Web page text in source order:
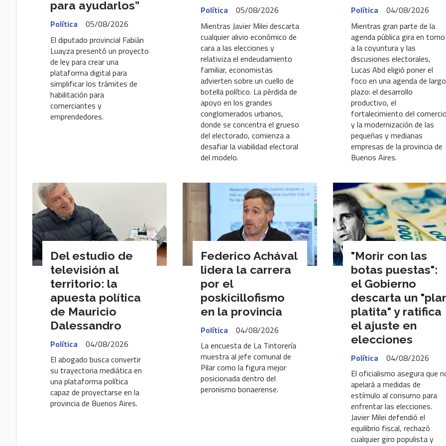
para ayudarlos”
Política
05/08/2026
El diputado provincial Fabián
Luayza presentó un proyecto
de ley para crear una
plataforma digital para
simplificar los trámites de
habilitación para
comerciantes y
emprendedores.
Política
05/08/2026
Mientras Javier Milei descarta
cualquier alivio económico de
cara a las elecciones y
relativiza el endeudamiento
familiar, economistas
advierten sobre un cuello de
botella político. La pérdida de
apoyo en los grandes
conglomerados urbanos,
donde se concentra el grueso
del electorado, comienza a
desafiar la viabilidad electoral
del modelo.
Política
04/08/2026
Mientras gran parte de la
agenda pública gira en torno
a la coyuntura y las
discusiones electorales,
Lucas Abd eligió poner el
foco en una agenda de largo
plazo: el desarrollo
productivo, el
fortalecimiento del
y la modernización de las
pequeñas y medianas
empresas de la provincia de
Buenos Aires.
Del estudio de
televisión al
territorio: la
apuesta política
de Mauricio
Dalessandro
Política
04/08/2026
El abogado busca convertir
su trayectoria mediática en
una plataforma política
capaz de proyectarse en la
provincia de Buenos Aires.
Federico Achával
lidera la carrera
por el
poskicillofismo
en la provincia
Política
04/08/2026
La encuesta de La Tintorería
muestra al jefe comunal de
Pilar como la figura mejor
posicionada dentro del
peronismo bonaerense.
"Morir con las
botas puestas":
el Gobierno
descarta un
platita" y ratifica
el ajuste en
elecciones
Política
04/08/2026
El oficialismo asegura que
apelará a medidas de
estímulo al consumo para
enfrentar las elecciones.
Javier Milei defendió el
equilibrio fiscal, rechazó
cualquier giro populista y